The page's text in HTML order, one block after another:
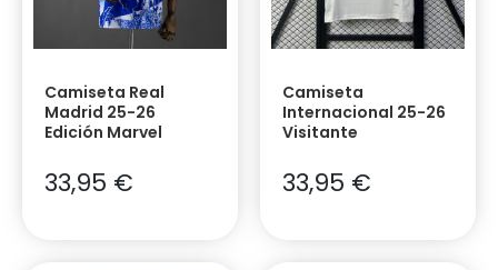
Camiseta Real
Madrid 25-26
Edición Marvel
33,95 €
Camiseta
Internacional 25-26
Visitante
33,95 €